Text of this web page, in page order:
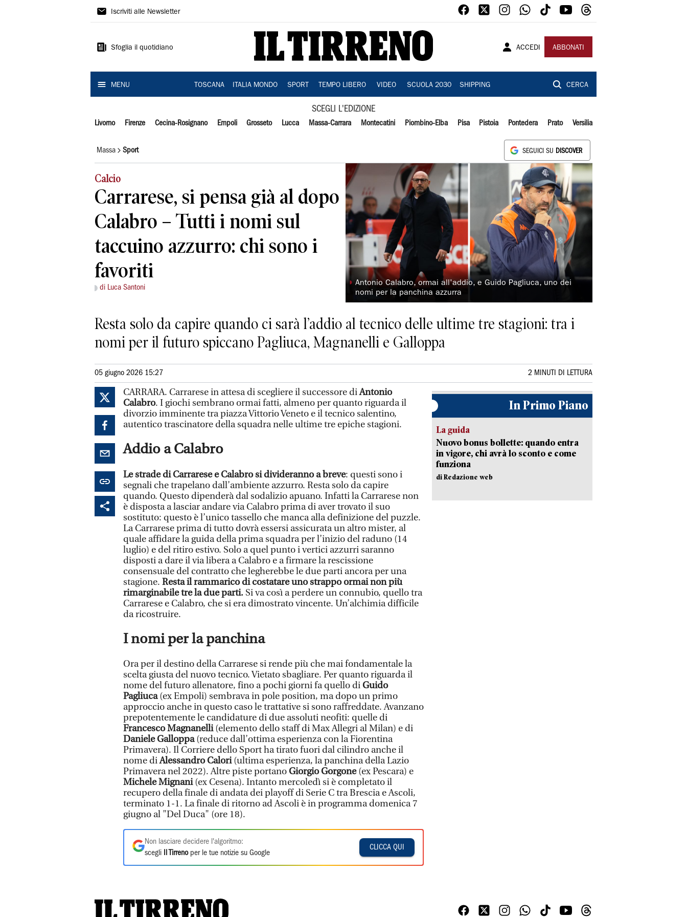
Il
Iscriviti alle Newsletter
Sfoglia il quotidiano ACCEDI ABBONATI
MENU TOSCANA ITALIA MONDO SPORT TEMPO LIBERO VIDEO SCUOLA 2030 SHIPPING CERCA
SCEGLI L'EDIZIONE
Livorno Firenze Cecina-Rosignano Empoli Grosseto Lucca Massa-Carrara Montecatini Piombino-Elba Pisa Pistoia Pontedera Prato Versilia
Massa Sport SEGUICI SU DISCOVER
Calcio
Carrarese, si pensa già al dopo
Calabro – Tutti i nomi sul
taccuino azzurro: chi sono i
favoriti
di Luca Santoni ◗ Antonio Calabro, ormai all'addio, e Guido Pagliuca, uno dei
nomi per la panchina azzurra
Resta solo da capire quando ci sarà l’addio al tecnico delle ultime tre stagioni: tra i
nomi per il futuro spiccano Pagliuca, Magnanelli e Galloppa
05 giugno 2026 15:27 2 MINUTI DI LETTURA
CARRARA. Carrarese in attesa di scegliere il successore diAntonio
Calabro. I giochi sembrano ormai fatti, almeno per quanto riguarda il
divorzio imminente tra piazza Vittorio Veneto e il tecnico salentino,
autentico trascinatore della squadra nelle ultime tre epiche stagioni.
Addio a Calabro
Le strade di Carrarese e Calabro si divideranno a breve: questi sono i
segnali che trapelano dall’ambiente azzurro. Resta solo da capire
quando. Questo dipenderà dal sodalizio apuano. Infatti la Carrarese non
è disposta a lasciar andare via Calabro prima di aver trovato il suo
sostituto: questo è l’unico tassello che manca alla definizione del puzzle.
La Carrarese prima di tutto dovrà essersi assicurata un altro mister, al
quale affidare la guida della prima squadra per l’inizio del raduno (14
luglio) e del ritiro estivo. Solo a quel punto i vertici azzurri saranno
disposti a dare il via libera a Calabro e a firmare la rescissione
consensuale del contratto che legherebbe le due parti ancora per una
stagione. Resta il rammarico di costatare uno strappo ormai non più
rimarginabile tre la due parti. Si va così a perdere un connubio, quello tra
Carrarese e Calabro, che si era dimostrato vincente. Un’alchimia difficile
da ricostruire.
I nomi per la panchina
Ora per il destino della Carrarese si rende più che mai fondamentale la
scelta giusta del nuovo tecnico. Vietato sbagliare. Per quanto riguarda il
nome del futuro allenatore, fino a pochi giorni fa quello diGuido
Pagliuca(ex Empoli) sembrava in pole position, ma dopo un primo
approccio anche in questo caso le trattative si sono raffreddate. Avanzano
prepotentemente le candidature di due assoluti neofiti: quelle di
Francesco Magnanelli(elemento dello staff di Max Allegri al Milan) e di
Daniele Galloppa(reduce dall’ottima esperienza con la Fiorentina
Primavera). Il Corriere dello Sport ha tirato fuori dal cilindro anche il
nome diAlessandro Calori(ultima esperienza, la panchina della Lazio
Primavera nel 2022). Altre piste portanoGiorgio Gorgone(ex Pescara) e
Michele Mignani(ex Cesena). Intanto mercoledì si è completato il
recupero della finale di andata dei playoff di Serie C tra Brescia e Ascoli,
terminato 1-1. La finale di ritorno ad Ascoli è in programma domenica 7
giugno al "Del Duca" (ore 18).
Non lasciare decidere l'algoritmo:
scegli
Il Tirrenoper le tue notizie su Google
CLICCA QUI
In Primo Piano
La guida
Nuovo bonus bollette: quando entra
in vigore, chi avrà lo sconto e come
funziona
di Redazione web